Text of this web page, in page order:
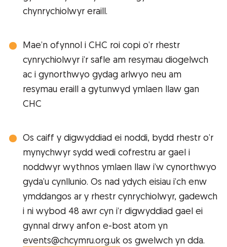
chynrychiolwyr eraill.
Mae’n ofynnol i CHC roi copi o’r rhestr
cynrychiolwyr i’r safle am resymau diogelwch
ac i gynorthwyo gydag arlwyo neu am
resymau eraill a gytunwyd ymlaen llaw gan
CHC
Os caiff y digwyddiad ei noddi, bydd rhestr o’r
mynychwyr sydd wedi cofrestru ar gael i
noddwyr wythnos ymlaen llaw i’w cynorthwyo
gyda’u cynllunio. Os nad ydych eisiau i’ch enw
ymddangos ar y rhestr cynrychiolwyr, gadewch
i ni wybod 48 awr cyn i’r digwyddiad gael ei
gynnal drwy anfon e-bost atom yn
events@chcymru.org.uk os gwelwch yn dda.